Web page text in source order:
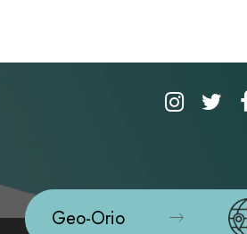
Geo-Orio